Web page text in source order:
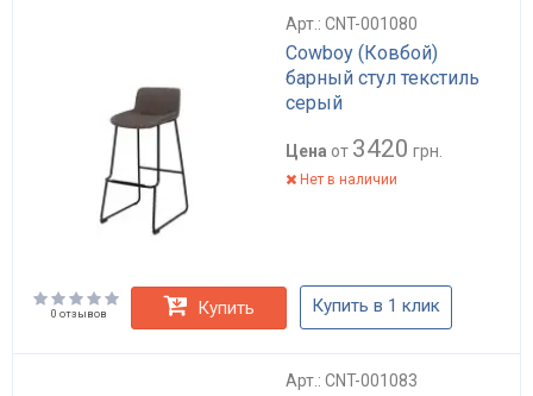
Арт.: CNT-001080
Cowboy (Ковбой)
барный стул текстиль
серый
Цена от 3420 грн.
Нет в наличии
0 отзывов Купить Купить в 1 клик
Арт.: CNT-001083